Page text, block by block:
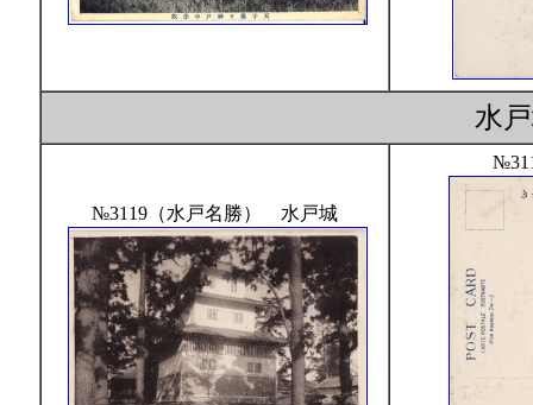
水
№3119（水戸名勝） 水戸城